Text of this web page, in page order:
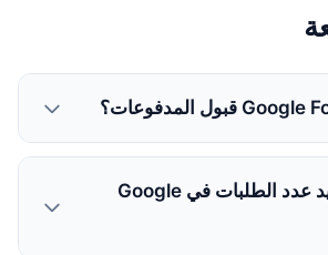
كيف يمكنني تحديد عدد الطلبات في Google